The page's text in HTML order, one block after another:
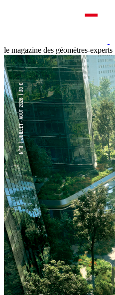
le magazine des géomètres-experts